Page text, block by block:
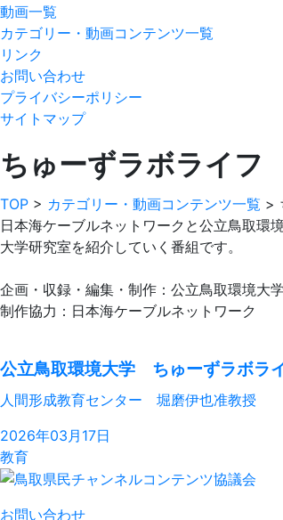
動画一覧
カテゴリー・動画コンテンツ一覧
リンク
お問い合わせ
プライバシーポリシー
サイトマップ
ちゅーずラボライフ
TOP > カテゴリー・動画コンテンツ一覧 >
日本海ケーブルネットワークと公立鳥取環
大学研究室を紹介していく番組です。
企画・収録・編集・制作：公立鳥取環境
制作協力：日本海ケーブルネットワーク
公立鳥取環境大学 ちゅーずラボラ
人間形成教育センター 堀磨伊也准教授
2026年03月17日
教育
お問い合わせ